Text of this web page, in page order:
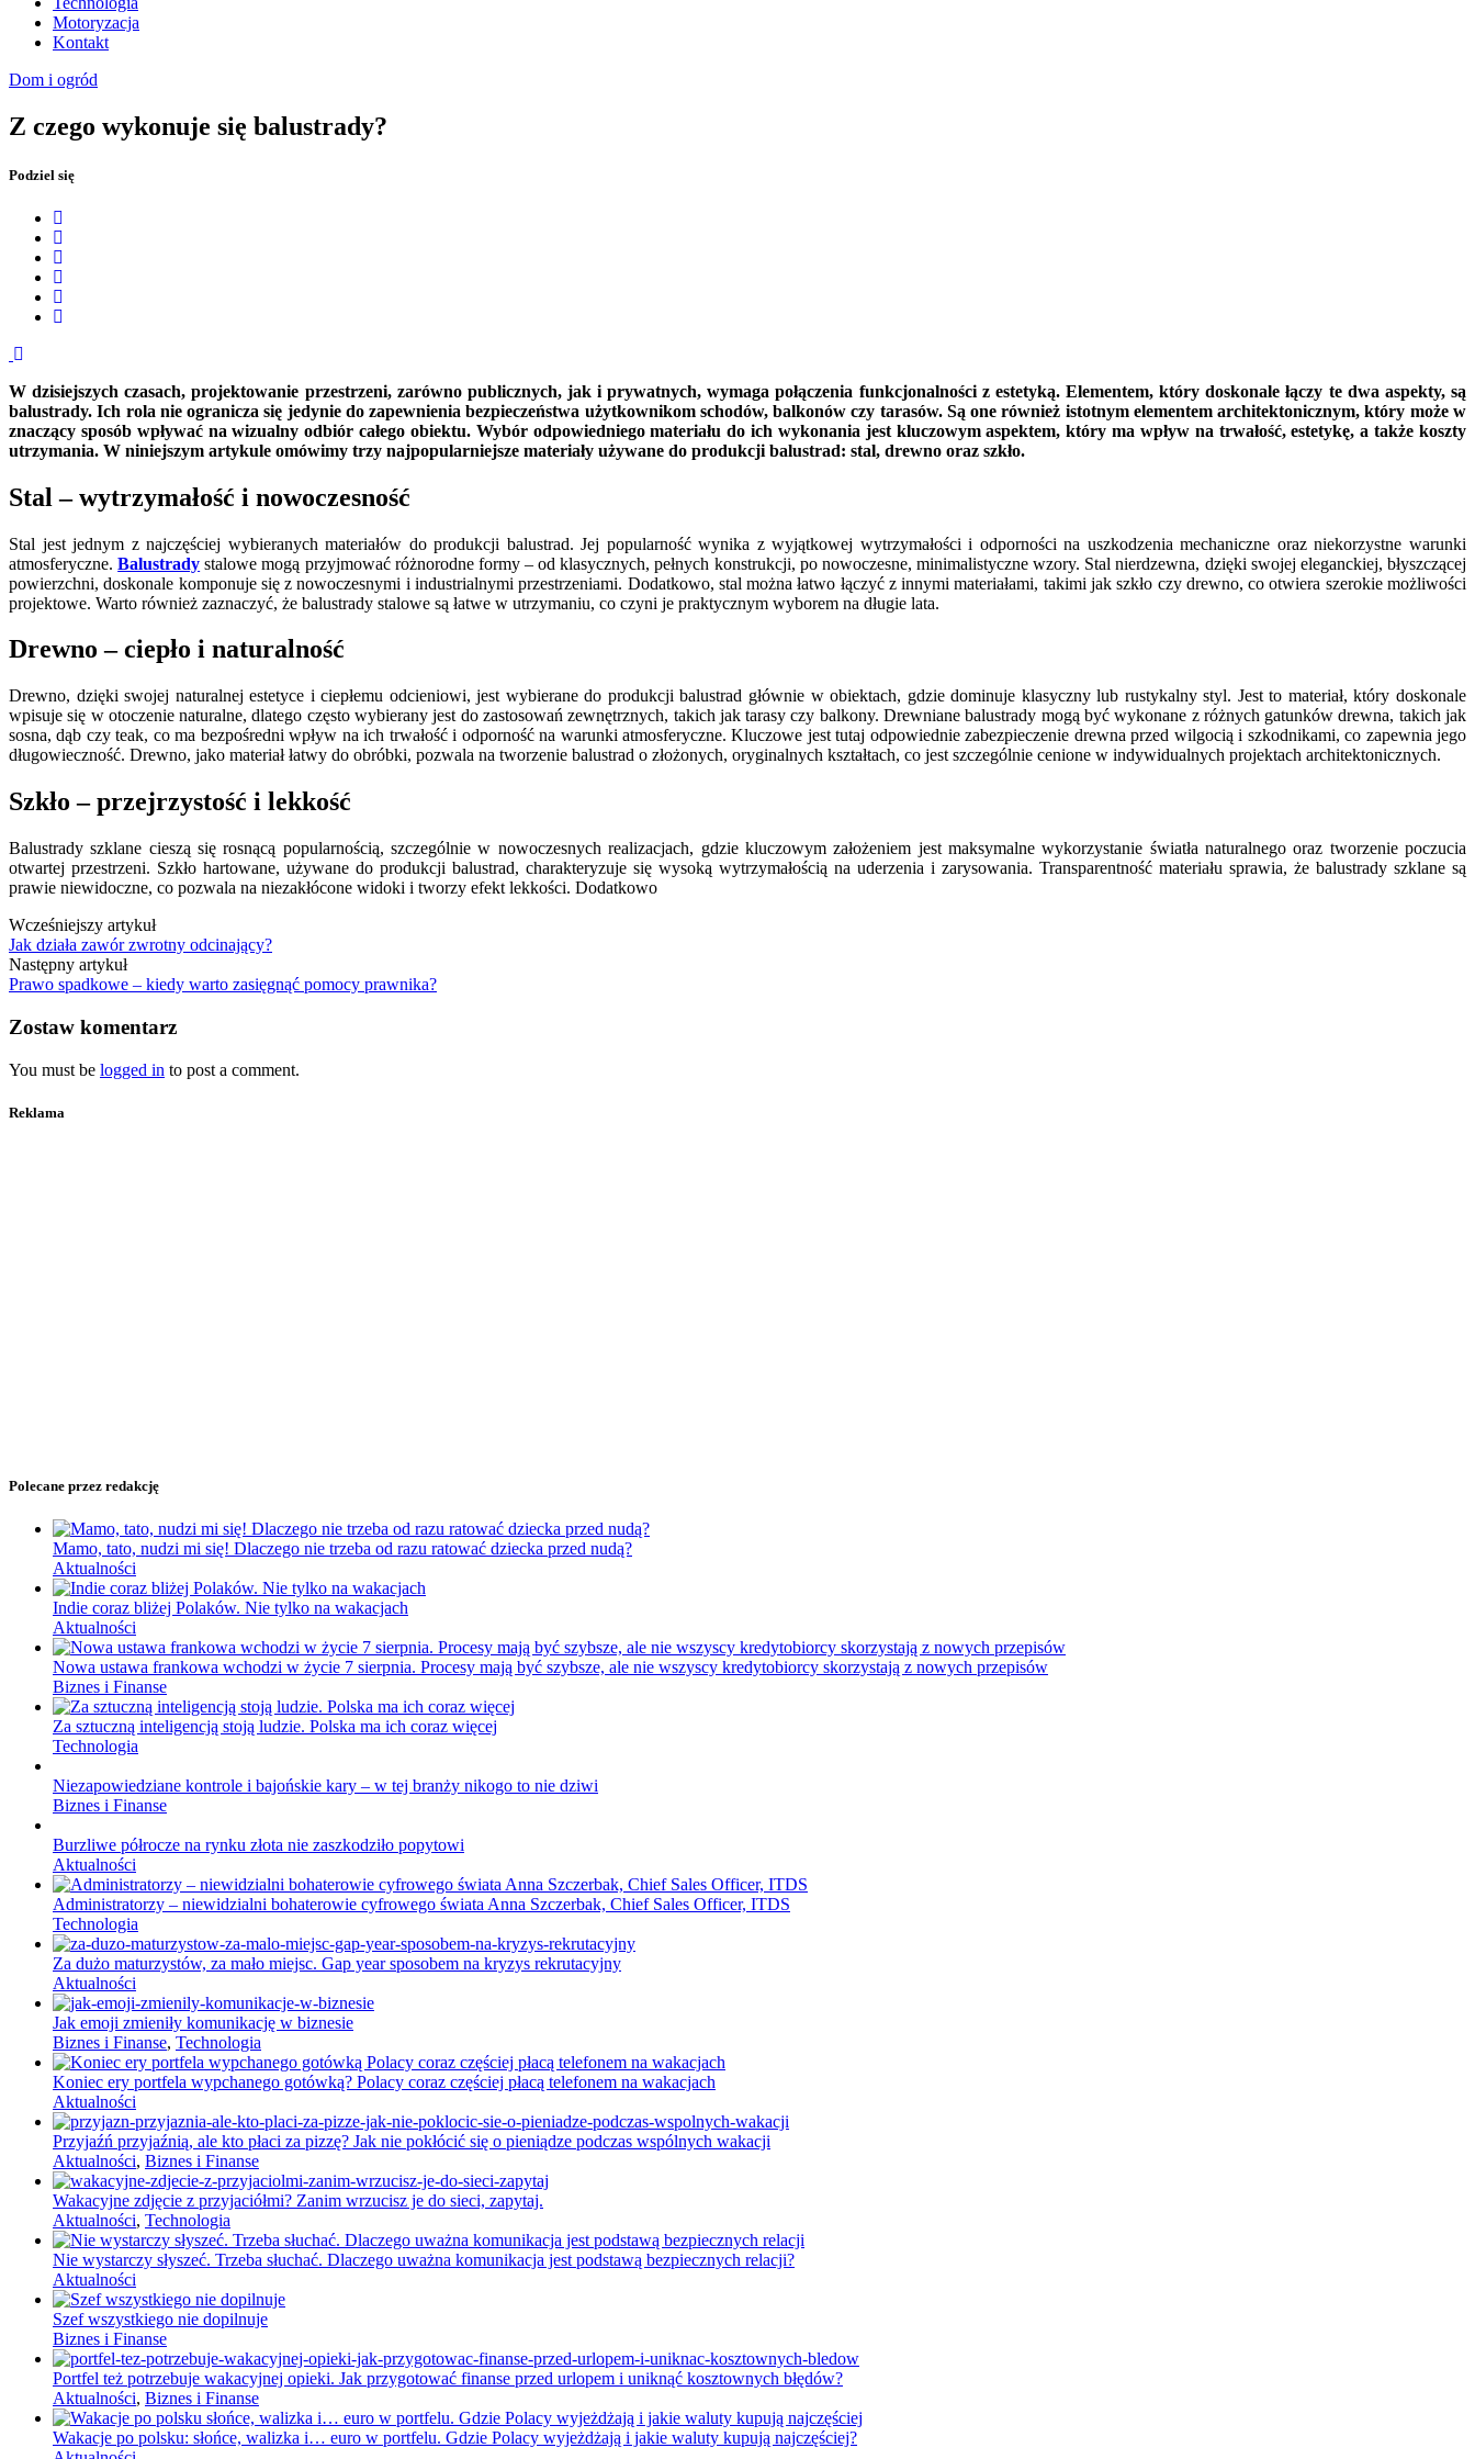
Motoryzacja
Kontakt
Dom i ogród
Z czego wykonuje się balustrady?
Podziel się
W dzisiejszych czasach, projektowanie przestrzeni, zarówno publicznych, jak i prywatnych, wymaga połączenia funkcjonalności z estetyką. Elementem, który doskonale łączy te dwa aspekty, są
balustrady. Ich rola nie ogranicza się jedynie do zapewnienia bezpieczeństwa użytkownikom schodów, balkonów czy tarasów. Są one również istotnym elementem architektonicznym, który może w
znaczący sposób wpływać na wizualny odbiór całego obiektu. Wybór odpowiedniego materiału do ich wykonania jest kluczowym aspektem, który ma wpływ na trwałość, estetykę, a także koszty
utrzymania. W niniejszym artykule omówimy trzy najpopularniejsze materiały używane do produkcji balustrad: stal, drewno oraz szkło.
Stal – wytrzymałość i nowoczesność
Stal jest jednym z najczęściej wybieranych materiałów do produkcji balustrad. Jej popularność wynika z wyjątkowej wytrzymałości i odporności na uszkodzenia mechaniczne oraz niekorzystne warunki
atmosferyczne.Balustrady stalowe mogą przyjmować różnorodne formy – od klasycznych, pełnych konstrukcji, po nowoczesne, minimalistyczne wzory. Stal nierdzewna, dzięki swojej eleganckiej, błyszczącej
powierzchni, doskonale komponuje się z nowoczesnymi i industrialnymi przestrzeniami. Dodatkowo, stal można łatwo łączyć z innymi materiałami, takimi jak szkło czy drewno, co otwiera szerokie możliwości
projektowe. Warto również zaznaczyć, że balustrady stalowe są łatwe w utrzymaniu, co czyni je praktycznym wyborem na długie lata.
Drewno – ciepło i naturalność
Drewno, dzięki swojej naturalnej estetyce i ciepłemu odcieniowi, jest wybierane do produkcji balustrad głównie w obiektach, gdzie dominuje klasyczny lub rustykalny styl. Jest to materiał, który doskonale
wpisuje się w otoczenie naturalne, dlatego często wybierany jest do zastosowań zewnętrznych, takich jak tarasy czy balkony. Drewniane balustrady mogą być wykonane z różnych gatunków drewna, takich jak
sosna, dąb czy teak, co ma bezpośredni wpływ na ich trwałość i odporność na warunki atmosferyczne. Kluczowe jest tutaj odpowiednie zabezpieczenie drewna przed wilgocią i szkodnikami, co zapewnia jego
długowieczność. Drewno, jako materiał łatwy do obróbki, pozwala na tworzenie balustrad o złożonych, oryginalnych kształtach, co jest szczególnie cenione w indywidualnych projektach architektonicznych.
Szkło – przejrzystość i lekkość
Balustrady szklane cieszą się rosnącą popularnością, szczególnie w nowoczesnych realizacjach, gdzie kluczowym założeniem jest maksymalne wykorzystanie światła naturalnego oraz tworzenie poczucia
otwartej przestrzeni. Szkło hartowane, używane do produkcji balustrad, charakteryzuje się wysoką wytrzymałością na uderzenia i zarysowania. Transparentność materiału sprawia, że balustrady szklane są
prawie niewidoczne, co pozwala na niezakłócone widoki i tworzy efekt lekkości. Dodatkowo
Wcześniejszy artykuł
Jak działa zawór zwrotny odcinający?
Następny artykuł
Prawo spadkowe – kiedy warto zasięgnąć pomocy prawnika?
Zostaw komentarz
You must be logged in to post a comment.
Reklama
Polecane przez redakcję
Mamo, tato, nudzi mi się! Dlaczego nie trzeba od razu ratować dziecka przed nudą?
Aktualności
Indie coraz bliżej Polaków. Nie tylko na wakacjach
Aktualności
Nowa ustawa frankowa wchodzi w życie 7 sierpnia. Procesy mają być szybsze, ale nie wszyscy kredytobiorcy skorzystają z nowych przepisów
Biznes i Finanse
Za sztuczną inteligencją stoją ludzie. Polska ma ich coraz więcej
Technologia
Niezapowiedziane kontrole i bajońskie kary – w tej branży nikogo to nie dziwi
Biznes i Finanse
Burzliwe półrocze na rynku złota nie zaszkodziło popytowi
Aktualności
Administratorzy – niewidzialni bohaterowie cyfrowego świata Anna Szczerbak, Chief Sales Officer, ITDS
Technologia
Za dużo maturzystów, za mało miejsc. Gap year sposobem na kryzys rekrutacyjny
Aktualności
Jak emoji zmieniły komunikację w biznesie
Biznes i Finanse, Technologia
Koniec ery portfela wypchanego gotówką? Polacy coraz częściej płacą telefonem na wakacjach
Aktualności
Przyjaźń przyjaźnią, ale kto płaci za pizzę? Jak nie pokłócić się o pieniądze podczas wspólnych wakacji
Aktualności, Biznes i Finanse
Wakacyjne zdjęcie z przyjaciółmi? Zanim wrzucisz je do sieci, zapytaj.
Aktualności, Technologia
Nie wystarczy słyszeć. Trzeba słuchać. Dlaczego uważna komunikacja jest podstawą bezpiecznych relacji?
Aktualności
Szef wszystkiego nie dopilnuje
Biznes i Finanse
Portfel też potrzebuje wakacyjnej opieki. Jak przygotować finanse przed urlopem i uniknąć kosztownych błędów?
Aktualności, Biznes i Finanse
Wakacje po polsku: słońce, walizka i… euro w portfelu. Gdzie Polacy wyjeżdżają i jakie waluty kupują najczęściej?